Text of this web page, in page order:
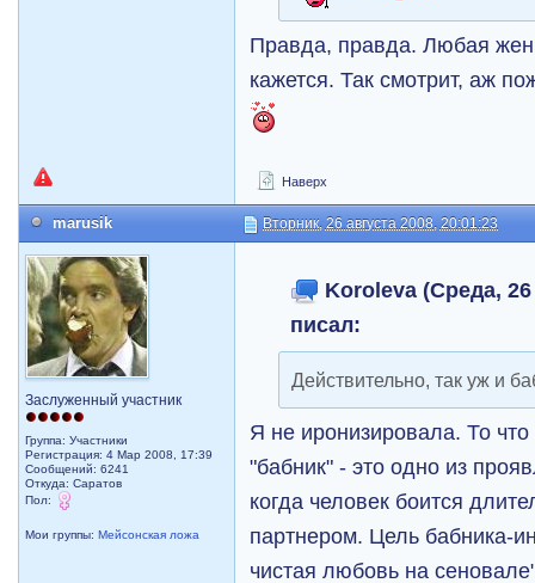
Правда, правда. Любая
кажется. Так смотрит, аж
Наверх
marusik Вторник, 26 августа 2008, 20:01:23
Заслуженный участник
Группа: Участники
Регистрация: 4 Мар 2008, 17:39
Сообщений: 6241
Откуда: Саратов
Пол:
Мои группы:Мейсонская ложа
Koroleva (Среда,
писал:
Действительно, так уж и
Я не иронизировала. То
"бабник" - это одно из
когда человек боится
партнером. Цель бабника-
чистая любовь на